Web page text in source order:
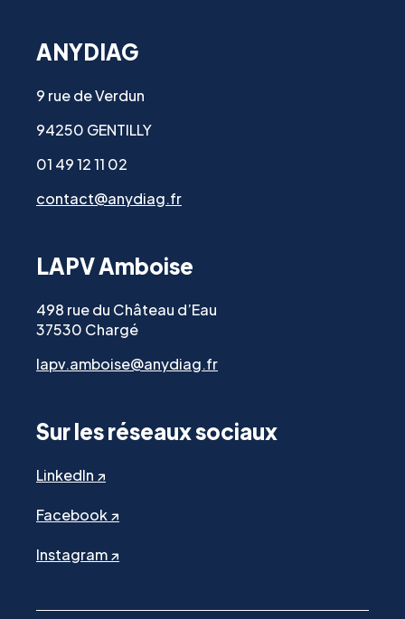
ANYDIAG
9 rue de Verdun
94250 GENTILLY
01 49 12 11 02
contact@anydiag.fr
LAPV Amboise
498 rue du Château d’Eau
37530 Chargé
lapv.amboise@anydiag.fr
Sur les réseaux sociaux
LinkedIn ↗
Facebook ↗
Instagram ↗